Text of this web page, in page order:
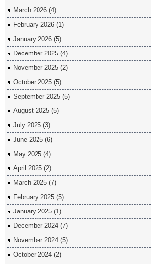
March 2026 (4)
February 2026 (1)
January 2026 (5)
December 2025 (4)
November 2025 (2)
October 2025 (5)
September 2025 (5)
August 2025 (5)
July 2025 (3)
June 2025 (6)
May 2025 (4)
April 2025 (2)
March 2025 (7)
February 2025 (5)
January 2025 (1)
December 2024 (7)
November 2024 (5)
October 2024 (2)